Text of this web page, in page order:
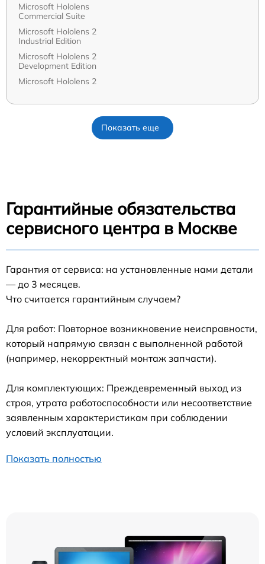
Microsoft Hololens
Commercial Suite
Microsoft Hololens 2
Industrial Edition
Microsoft Hololens 2
Development Edition
Microsoft Hololens 2
Показать еще
Гарантийные обязательства
сервисного центра в Москве
Гарантия от сервиса: на установленные нами детали
— до 3 месяцев.
Что считается гарантийным случаем?
Для работ: Повторное возникновение неисправности,
который напрямую связан с выполненной работой
(например, некорректный монтаж запчасти).
Для комплектующих: Преждевременный выход из
строя, утрата работоспособности или несоответствие
заявленным характеристикам при соблюдении
условий эксплуатации.
Показать полностью